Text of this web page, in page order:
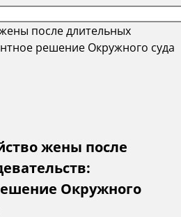
жены после
Окружного